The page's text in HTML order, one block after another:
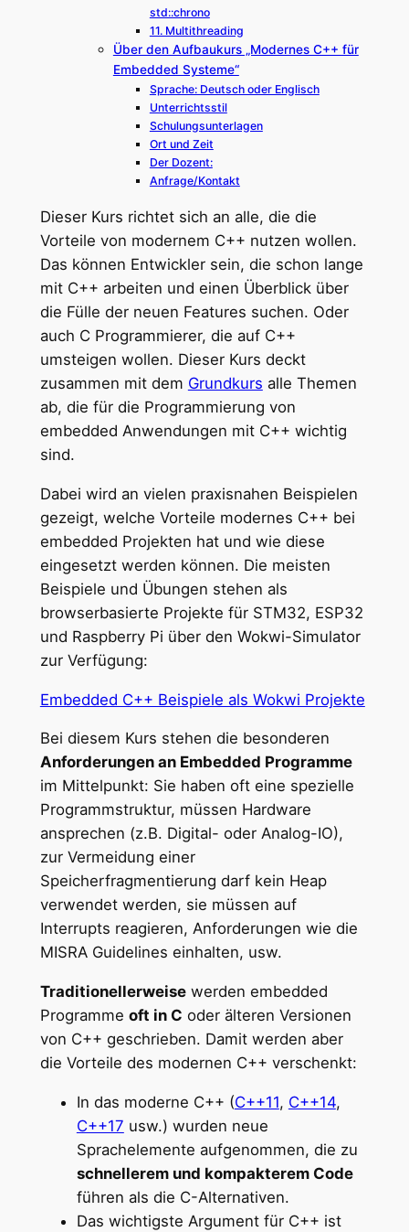
std::chrono
11. Multithreading
Über den Aufbaukurs „Modernes C++ für
Embedded Systeme“
Sprache: Deutsch oder Englisch
Unterrichtsstil
Schulungsunterlagen
Ort und Zeit
Der Dozent:
Anfrage/Kontakt
Dieser Kurs richtet sich an alle, die die
Vorteile von modernem C++ nutzen wollen.
Das können Entwickler sein, die schon lange
mit C++ arbeiten und einen Überblick über
die Fülle der neuen Features suchen. Oder
auch C Programmierer, die auf C++
umsteigen wollen. Dieser Kurs deckt
zusammen mit dem Grundkurs alle Themen
ab, die für die Programmierung von
embedded Anwendungen mit C++ wichtig
sind.
Dabei wird an vielen praxisnahen Beispielen
gezeigt, welche Vorteile modernes C++ bei
embedded Projekten hat und wie diese
eingesetzt werden können. Die meisten
Beispiele und Übungen stehen als
browserbasierte Projekte für STM32, ESP32
und Raspberry Pi über den Wokwi-Simulator
zur Verfügung:
Embedded C++ Beispiele als Wokwi Projekte
Bei diesem Kurs stehen die besonderen
Anforderungen an Embedded Programme
im Mittelpunkt: Sie haben oft eine spezielle
Programmstruktur, müssen Hardware
ansprechen (z.B. Digital- oder Analog-IO),
zur Vermeidung einer
Speicherfragmentierung darf kein Heap
verwendet werden, sie müssen auf
Interrupts reagieren, Anforderungen wie die
MISRA Guidelines einhalten, usw.
Traditionellerweisewerden embedded
Programme oft in C oder älteren Versionen
von C++ geschrieben. Damit werden aber
die Vorteile des modernen C++ verschenkt:
In das moderne C++ (C++11, C++14,
C++17 usw.) wurden neue
Sprachelemente aufgenommen, die zu
schnellerem und kompakterem Code
führen als die C-Alternativen.
Das wichtigste Argument für C++ ist